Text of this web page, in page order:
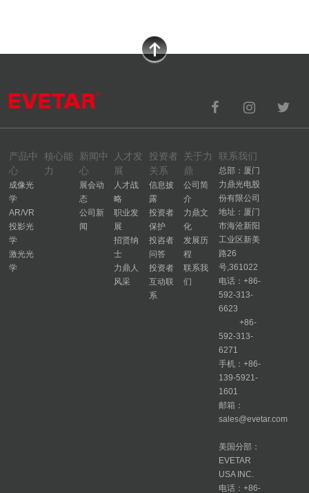
产品中
心
成像光
学
AR/VR
投影光
学
激光光
学
核心能
力
新闻中
心
展会动
态
公司新
闻
人才发
展
人才战
略
职业发
展
招贤纳
士
力鼎人
风采
投资者
关系
信息披
露
投资者
保护
投咨者
问答
投资者
互动联
系
关于力
鼎
公司简
介
力鼎文
化
发展历
程
联系我
们
联系我们
总部：厦门
力鼎光电股
份有限公司
地址：厦门
市海沧新阳
工业区新美
路26
号,361022
电话：+86-
592-313-
6623
+86-
592-313-
6271
手机：+86-
139-5921-
1601
邮箱：
sales@evetar.com
美国分部：
EVETAR
USA INC.
电话：+86-